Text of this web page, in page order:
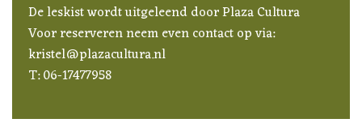
De leskist wordt uitgeleend door Plaza Cultura
Voor reserveren neem even contact op via:
kristel@plazacultura.nl
T: 06-17477958